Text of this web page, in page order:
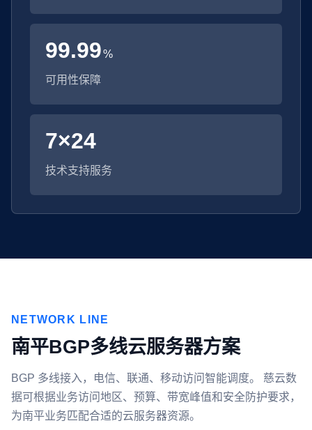
99.99%
可用性保障
7×24
技术支持服务
NETWORK LINE
南平BGP多线云服务器方案
BGP 多线接入，电信、联通、移动访问智能调度。 慈云数
据可根据业务访问地区、预算、带宽峰值和安全防护要求，
为南平业务匹配合适的云服务器资源。